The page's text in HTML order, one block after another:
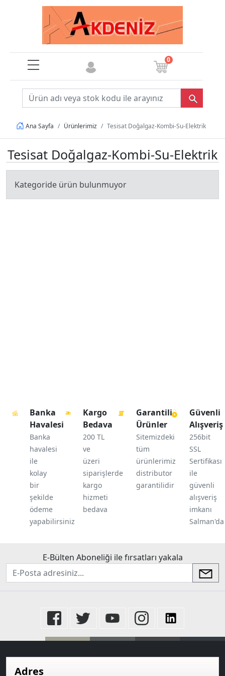
0
Ana Sayfa Ürünlerimiz Tesisat Doğalgaz-Kombi-Su-Elektrik
Tesisat Doğalgaz-Kombi-Su-Elektrik
Kategoride ürün bulunmuyor
Banka
Havalesi
Banka
havalesi
ile
kolay
bir
şekilde
ödeme
yapabilirsiniz
Kargo
Bedava
200 TL
ve
üzeri
siparişlerde
kargo
hizmeti
bedava
Garantili
Ürünler
Sitemizdeki
tüm
ürünlerimiz
distributor
garantilidir
Güvenli
Alışveriş
256bit
SSL
Sertifikası
ile
güvenli
alışveriş
imkanı
Salman'da
E-Bülten Aboneliği ile fırsatları yakala
newsletter
Adres